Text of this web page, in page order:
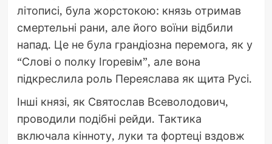
літописі, була жорстокою: князь отримав
смертельні рани, але його воїни відбили
напад. Це не була грандіозна перемога, як у
“Слові о полку Ігоревім”, але вона
підкреслила роль Переяслава як щита Русі.
Інші князі, як Святослав Всеволодович,
проводили подібні рейди. Тактика
включала кінноту, луки та фортеці вздовж